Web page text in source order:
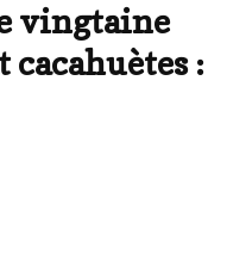
vingtaine
cacahuètes :